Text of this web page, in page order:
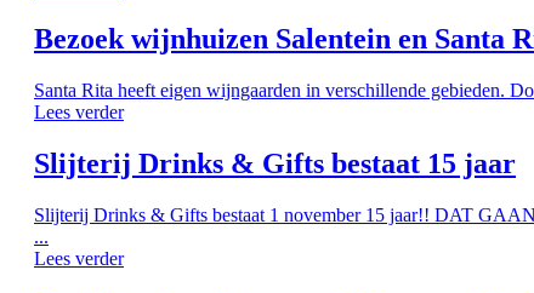
Bezoek wijnhuizen Salentein en Santa
Santa Rita heeft eigen wijngaarden in verschillende gebieden.
Lees verder
Slijterij Drinks & Gifts bestaat 15 jaar
Slijterij Drinks & Gifts bestaat 1 november 15 jaar!! DAT
...
Lees verder